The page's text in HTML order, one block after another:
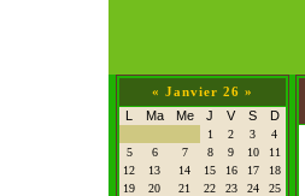
« Janvier 26 »
L
Ma Me J V S D
1 2 3
4
5
6 7 8 9 10
11
12
13 14 15 16 17
18
19
20 21 22 23 24
25